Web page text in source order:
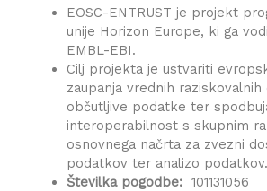
EOSC-ENTRUST je projekt
unije Horizon Europe, ki ga
EMBL-EBI.
Cilj projekta je ustvariti
zaupanja vrednih raziskovalnih
občutljive podatke ter
interoperabilnost s skupnim
osnovnega načrta za zvezni
podatkov ter analizo podatkov.
Številka pogodbe: 101131056